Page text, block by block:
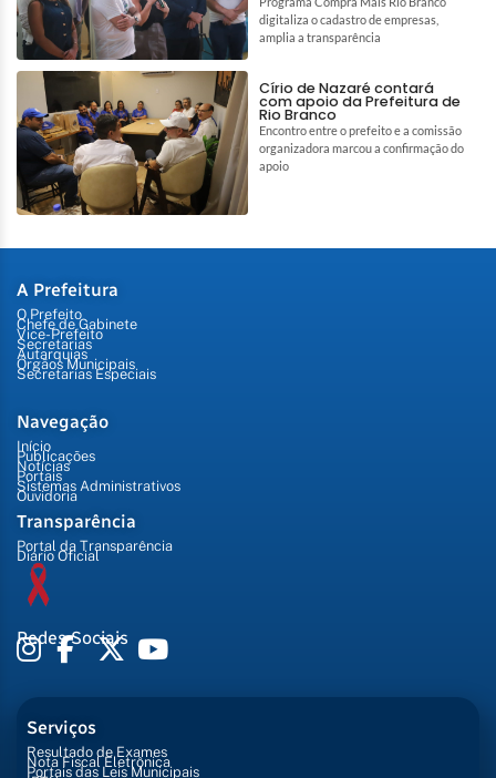
digitaliza o cadastro de empresas,
amplia a transparência
Círio de Nazaré contará
com apoio da Prefeitura de
Rio Branco
Encontro entre o prefeito e a comissão
organizadora marcou a confirmação do
apoio
A Prefeitura
O Prefeito
Chefe de Gabinete
Vice-Prefeito
Secretarias
Autarquias
Órgãos Municipais
Secretarias Especiais
Navegação
Início
Publicações
Notícias
Portais
Sistemas Administrativos
Ouvidoria
Transparência
Portal da Transparência
Diário Oficial
Redes Sociais
Serviços
Resultado de Exames
Nota Fiscal Eletrônica
Portais das Leis Municipais